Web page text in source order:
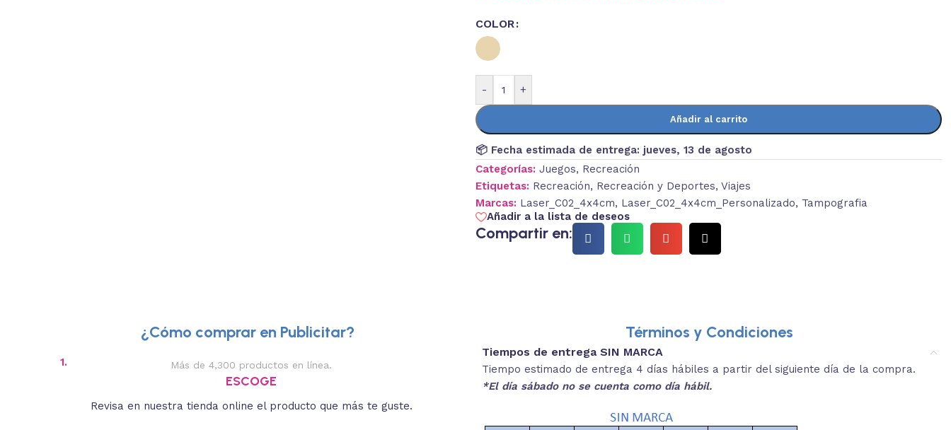
COLOR
- +
Añadir al carrito
📦 Fecha estimada de entrega: jueves, 13 de agosto
Categorías: Juegos, Recreación
Etiquetas: Recreación, Recreación y Deportes, Viajes
Marcas: Laser_C02_4x4cm, Laser_C02_4x4cm_Personalizado, Tampografia
Añadir a la lista de deseos
Compartir en:
¿Cómo comprar en Publicitar?
1. Más de 4,300 productos en línea.
ESCOGE
Revisa en nuestra tienda online el producto que más te guste.
Descripciones breves y medidas aproximadas.
REVISA
estás buscando.
3.
Términos y Condiciones
Tiempos de entrega SIN MARCA
Tiempo estimado de entrega 4 días hábiles a partir del siguiente día de la compra.
*El día sábado no se cuenta como día hábil.